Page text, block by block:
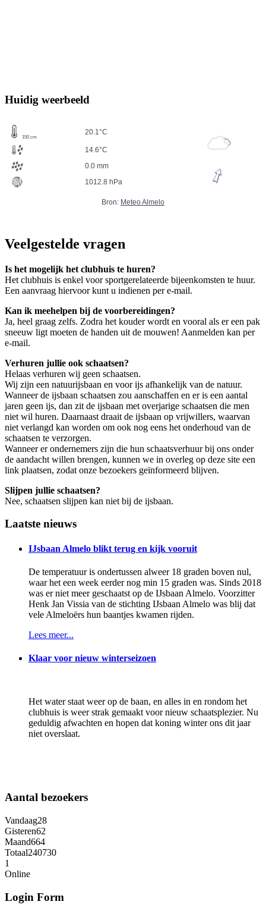
Huidig weerbeeld
Veelgestelde vragen
Is het mogelijk het clubhuis te huren?
Het clubhuis is enkel voor sportgerelateerde bijeenkomsten te huur.
Een aanvraag hiervoor kunt u indienen per e-mail.
Kan ik meehelpen bij de voorbereidingen?
Ja, heel graag zelfs. Zodra het kouder wordt en vooral als er een pak
sneeuw ligt moeten de handen uit de mouwen! Aanmelden kan per
e-mail.
Verhuren jullie ook schaatsen?
Helaas verhuren wij geen schaatsen.
Wij zijn een natuurijsbaan en voor ijs afhankelijk van de natuur.
Wanneer de ijsbaan schaatsen zou aanschaffen en er is een aantal
jaren geen ijs, dan zit de ijsbaan met overjarige schaatsen die men
niet wil huren. Daarnaast draait de ijsbaan op vrijwillers, waarvan
niet verlangd kan worden om ook nog eens het onderhoud van de
schaatsen te verzorgen.
Wanneer er ondernemers zijn die hun schaatsverhuur bij ons onder
de aandacht willen brengen, kunnen we in overleg op deze site een
link plaatsen, zodat onze bezoekers geïnformeerd blijven.
Slijpen jullie schaatsen?
Nee, schaatsen slijpen kan niet bij de ijsbaan.
Laatste nieuws
IJsbaan Almelo blikt terug en kijk vooruit
De temperatuur is ondertussen alweer 18 graden boven nul,
waar het een week eerder nog min 15 graden was. Sinds 2018
was er niet meer geschaatst op de IJsbaan Almelo. Voorzitter
Henk Jan Vissia van de stichting IJsbaan Almelo was blij dat
vele Almeloërs hun baantjes kwamen rijden.
Lees meer...
Klaar voor nieuw winterseizoen
Het water staat weer op de baan, en alles in en rondom het
clubhuis is weer strak gemaakt voor nieuw schaatsplezier. Nu
geduldig afwachten en hopen dat koning winter ons dit jaar
niet overslaat.
Aantal bezoekers
Vandaag28
Gisteren62
Maand664
Totaal240730
1
Online
Login Form